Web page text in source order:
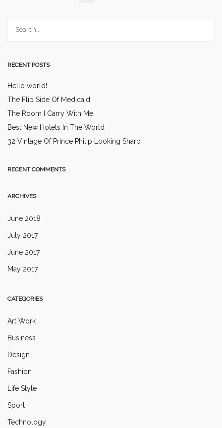
RECENT POSTS
Hello world!
The Flip Side Of Medicaid
The Room I Carry With Me
Best New Hotels In The World
32 Vintage Of Prince Philip Looking Sharp
RECENT COMMENTS
ARCHIVES
June 2018
July 2017
June 2017
May 2017
CATEGORIES
Art Work
Business
Design
Fashion
Life Style
Sport
Technology